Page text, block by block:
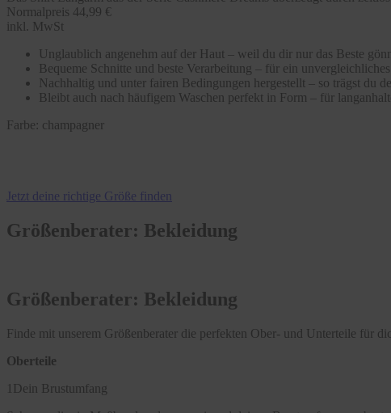
Normalpreis 44,99 €
inkl. MwSt
Unglaublich angenehm auf der Haut – weil du dir nur das Beste
Bequeme Schnitte und beste Verarbeitung – für ein
Nachhaltig und unter fairen Bedingungen hergestellt – so trägst du
Bleibt auch nach häufigem Waschen perfekt in Form – für
Farbe: champagner
Jetzt deine richtige Größe finden
Größenberater: Bekleidung
Größenberater: Bekleidung
Finde mit unserem Größenberater die perfekten Ober- und Unterteile für
Oberteile
1 Dein Brustumfang